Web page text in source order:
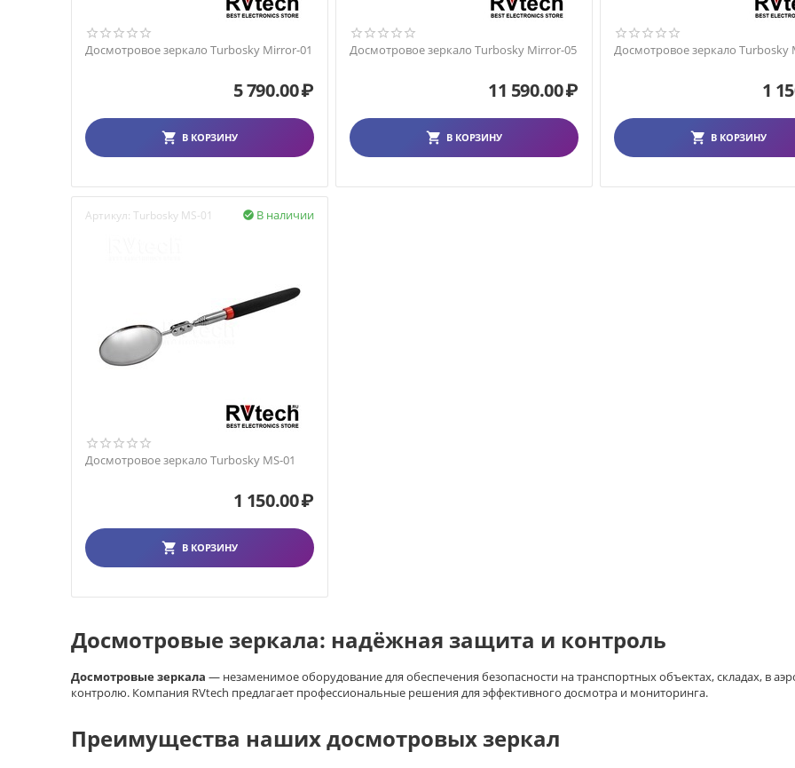
Досмотровое зеркало Turbosky Mirror-01
5 790.00₽
В КОРЗИНУ
Досмотровое зеркало Turbosky Mirror-05
11 590.00₽
В КОРЗИНУ
Досмотровое зеркало Turbosky
1
В КОРЗИНУ
Артикул: Turbosky MS-01 В наличии

Досмотровое зеркало Turbosky MS-01
1 150.00₽
В КОРЗИНУ
Досмотровые зеркала: надёжная защита и контроль
Досмотровые зеркала — незаменимое оборудование для обеспечения безопасности на транспортных объектах, складах, в
контролю. Компания RVtech предлагает профессиональные решения для эффективного досмотра и мониторинга.
Преимущества наших досмотровых зеркал